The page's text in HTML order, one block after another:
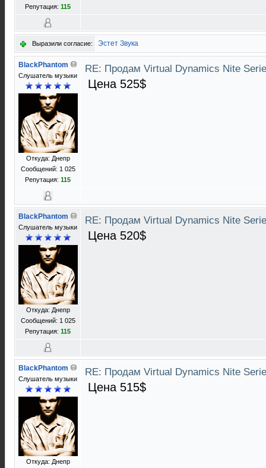
Репутация: 115
Выразили согласие: Эстет Звука
BlackPhantom
Слушатель музыки
Откуда: Днепр
Сообщений: 1 025
Репутация: 115
RE: Продам Virtual Dynamics Nite
Цена 525$
BlackPhantom
Слушатель музыки
Откуда: Днепр
Сообщений: 1 025
Репутация: 115
RE: Продам Virtual Dynamics Nite
Цена 520$
BlackPhantom
Слушатель музыки
Откуда: Днепр
RE: Продам Virtual Dynamics Nite
Цена 515$